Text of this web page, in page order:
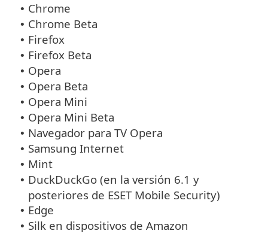
• Chrome
• Chrome Beta
• Firefox
• Firefox Beta
• Opera
• Opera Beta
• Opera Mini
• Opera Mini Beta
• Navegador para TV Opera
• Samsung Internet
• Mint
• DuckDuckGo (en la versión 6.1 y
posteriores de ESET Mobile Security)
• Edge
• Silk en dispositivos de Amazon